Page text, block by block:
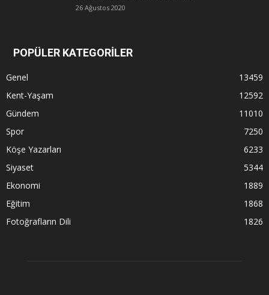
26 Ağustos 2020
POPÜLER KATEGORİLER
Genel
13459
Kent-Yaşam
12592
Gündem
11010
Spor
7250
Köşe Yazarları
6233
Siyaset
5344
Ekonomi
1889
Eğitim
1868
Fotoğrafların Dili
1826